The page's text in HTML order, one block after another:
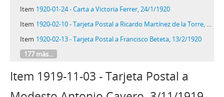
Item 1920-01-24 - Carta a Victoria Ferrer, 24/1/1920
Item 1920-02-10 - Tarjeta Postal a Ricardo Martínez de la Torre, 10/2/1920
Item 1920-02-13 - Tarjeta Postal a Francisco Beteta, 13/2/1920
177 más...
Item 1919-11-03 - Tarjeta Postal a